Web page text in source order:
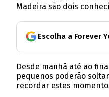
Madeira são dois
Escolha a Forever
Desde manhã até ao
pequenos poderão
recordar estes